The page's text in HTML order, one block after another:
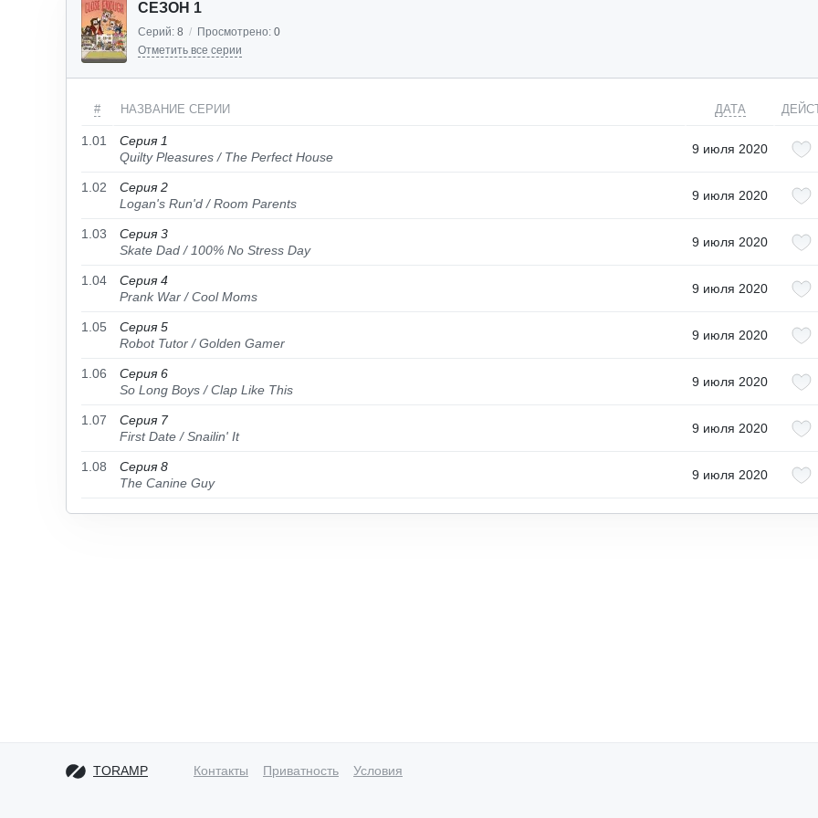
СЕЗОН 1
Серий: 8 / Просмотрено: 0
Отметить все серии
# НАЗВАНИЕ СЕРИИ ДАТА
1.01
Серия 1
Quilty Pleasures / The Perfect House
9 июля 2020
1.02
Серия 2
Logan's Run'd / Room Parents
9 июля 2020
1.03
Серия 3
Skate Dad / 100% No Stress Day
9 июля 2020
1.04
Серия 4
Prank War / Cool Moms
9 июля 2020
1.05
Серия 5
Robot Tutor / Golden Gamer
9 июля 2020
1.06
Серия 6
So Long Boys / Clap Like This
9 июля 2020
1.07
Серия 7
First Date / Snailin' It
9 июля 2020
1.08
Серия 8
The Canine Guy
9 июля 2020
TORAMP Контакты Приватность Условия